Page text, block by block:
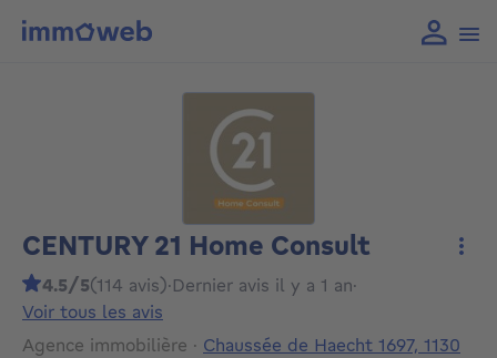
CENTURY 21 Home Consult
4.5/5(114 avis)·Dernier avis il y a 1 an·
Voir tous les avis
Agence immobilière · Chaussée de Haecht 1697, 1130